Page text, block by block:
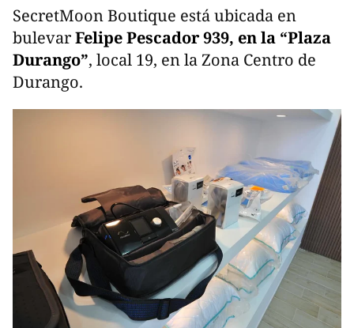
SecretMoon Boutique está ubicada en
bulevarFelipe Pescador 939, en la “Plaza
Durango”, local 19, en la Zona Centro de
Durango.